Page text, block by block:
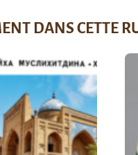
DANS CETTE